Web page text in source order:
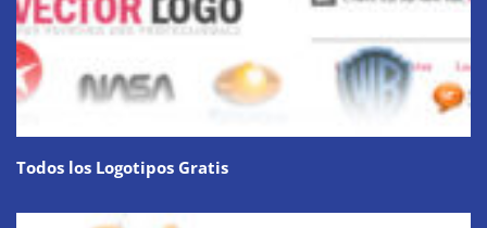
Todos los Logotipos Gratis